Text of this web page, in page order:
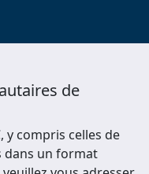
de
y compris celles de
dans un format